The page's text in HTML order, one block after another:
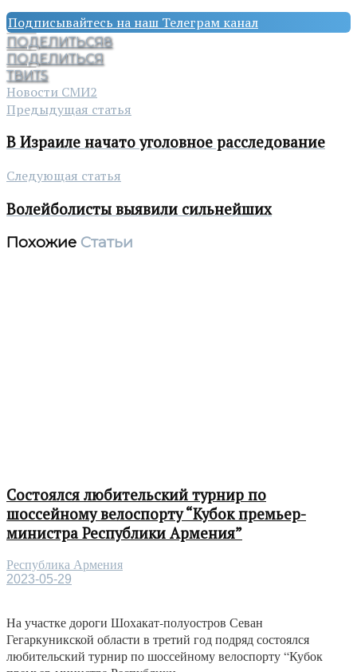
Подписывайтесь на наш Телеграм канал
ПОДЕЛИТЬСЯ8
ПОДЕЛИТЬСЯ
ТВИТ5
Новости СМИ2
Предыдущая статья
В Израиле начато уголовное расследование
Следующая статья
Волейболисты выявили сильнейших
Похожие Статьи
Состоялся любительский турнир по
шоссейному велоспорту “Кубок премьер-
министра Республики Армения”
Республика Армения
2023-05-29
На участке дороги Шохакат-полуостров Севан
Гегаркуникской области в третий год подряд состоялся
любительский турнир по шоссейному велоспорту “Кубок